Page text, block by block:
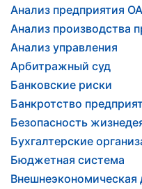
Анализ предприятия
Анализ производства
Анализ управления
Арбитражный суд
Банковские риски
Банкротство
Безопасность
Бухгалтерские
Бюджетная система
Внешнеэкономическая